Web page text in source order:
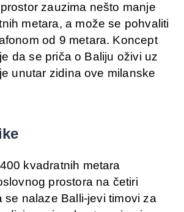
zauzima nešto manje
metara, a može se pohvaliti
od 9 metara. Koncept
da se priča o Baliju oživi uz
unutar zidina ove milanske
kvadratnih metara
prostora na četiri
se nalaze Balli-jevi timovi za